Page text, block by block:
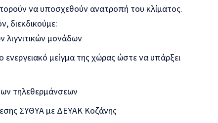
να υποσχεθούν ανατροπή του κλίματος.
διεκδικούμε:
λιγνιτικών μονάδων
ενεργειακό μείγμα της χώρας ώστε να υπάρξει
τηλεθερμάνσεων
ΣΥΘΥΑ με ΔΕΥΑΚ Κοζάνης